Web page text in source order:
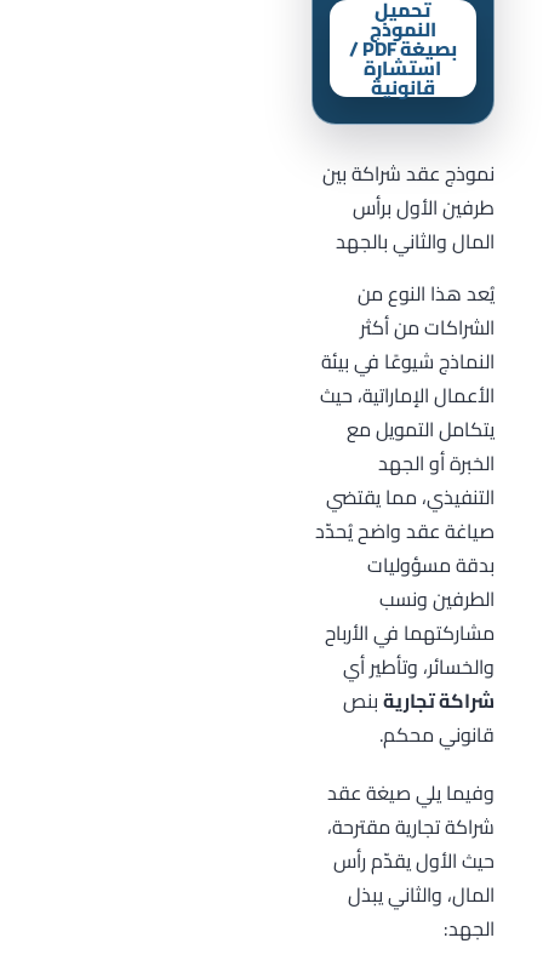
تحميل
النموذج
بصيغة PDF /
استشارة
قانونية
نموذج عقد شراكة بين
طرفين الأول برأس
المال والثاني بالجهد
يُعد هذا النوع من
الشراكات من أكثر
النماذج شيوعًا في بيئة
الأعمال الإماراتية، حيث
يتكامل التمويل مع
الخبرة أو الجهد
التنفيذي، مما يقتضي
صياغة عقد واضح يُحدّد
بدقة مسؤوليات
الطرفين ونسب
مشاركتهما في الأرباح
والخسائر، وتأطير أي
شراكة تجاريةبنص
قانوني محكم.
وفيما يلي صيغة عقد
شراكة تجارية مقترحة،
حيث الأول يقدّم رأس
المال، والثاني يبذل
الجهد: